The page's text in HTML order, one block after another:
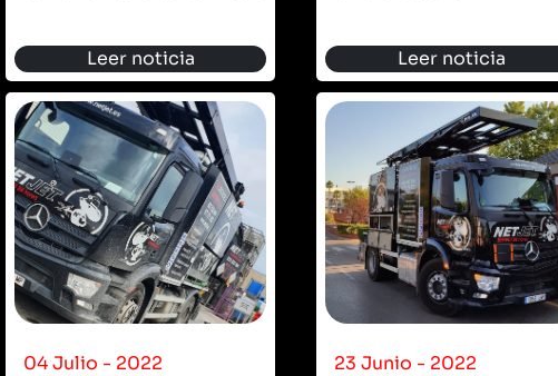
Leer noticia Leer noticia
04 Julio - 2022 23 Junio - 2022